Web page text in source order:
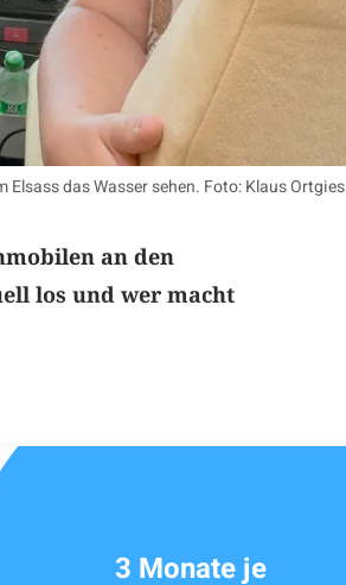
das Wasser sehen. Foto: Klaus Ortgies
an den
los und wer macht
3 Monate je